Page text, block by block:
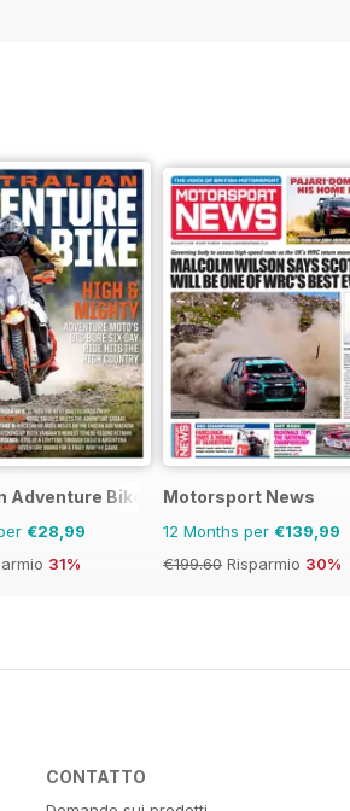
Adventure Bike
€28,99
31%
Motorsport News
12 Months per €139,99
€199.60 Risparmio 30%
CONTATTO